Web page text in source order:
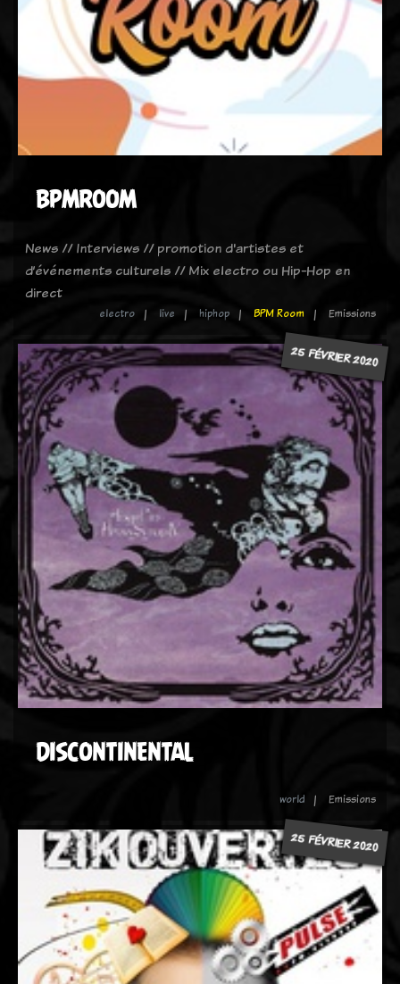
BPMROOM
News // Interviews // promotion d'artistes et
d’événements culturels // Mix electro ou Hip-Hop en
direct
electro live hiphop BPM Room Emissions
25 FÉVRIER 2020
DISCONTINENTAL
world Emissions
25 FÉVRIER 2020